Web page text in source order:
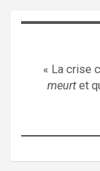
« La crise
meurtet